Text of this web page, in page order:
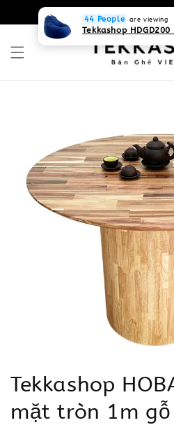
0931268840 Liên hệ với
Tekkashop
mặt tròn 1m
44 People are viewing